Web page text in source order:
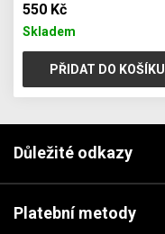
550 Kč
Skladem
PŘIDAT DO KOŠÍKU
Důležité odkazy
Platební metody